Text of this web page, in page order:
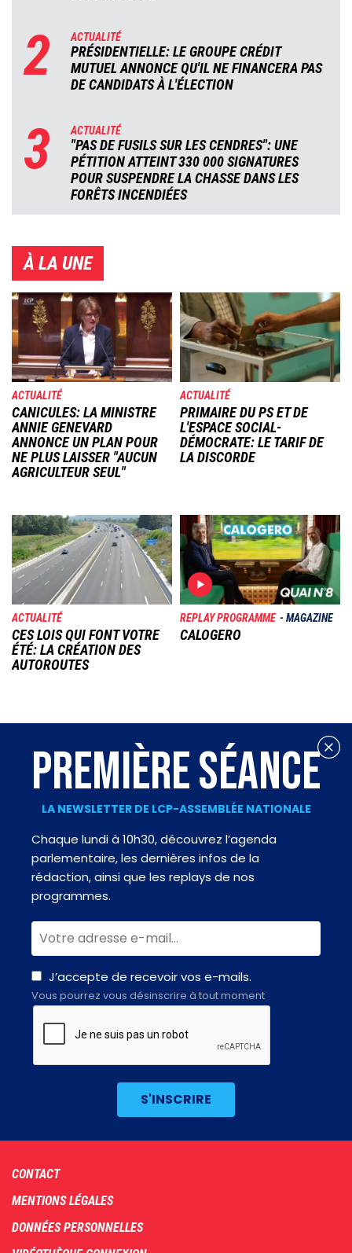
2 ACTUALITÉ
PRÉSIDENTIELLE: LE GROUPE CRÉDIT
MUTUEL ANNONCE QU'IL NE FINANCERA PAS
DE CANDIDATS À L'ÉLECTION
3 ACTUALITÉ
"PAS DE FUSILS SUR LES CENDRES": UNE
PÉTITION ATTEINT 330 000 SIGNATURES
POUR SUSPENDRE LA CHASSE DANS LES
FORÊTS INCENDIÉES
À LA UNE
Image
ACTUALITÉ
CANICULES: LA MINISTRE
ANNIE GENEVARD
ANNONCE UN PLAN POUR
NE PLUS LAISSER "AUCUN
AGRICULTEUR SEUL"
Image
ACTUALITÉ
PRIMAIRE DU PS ET DE
L'ESPACE SOCIAL-
DÉMOCRATE: LE TARIF DE
LA DISCORDE
Image
ACTUALITÉ
CES LOIS QUI FONT VOTRE
ÉTÉ: LA CRÉATION DES
AUTOROUTES
Image
REPLAY PROGRAMME MAGAZINE
CALOGERO
PREMIÈRE SÉANCE
LA NEWSLETTER DE LCP-ASSEMBLÉE NATIONALE
Chaque lundi à 10h30, découvrez l’agenda
parlementaire, les dernières infos de la
rédaction, ainsi que les replays de nos
programmes.
J’accepte de recevoir vos e-mails.
Vous pourrez vous désinscrire à tout moment
Footer
menu
CONTACT
MENTIONS LÉGALES
DONNÉES PERSONNELLES